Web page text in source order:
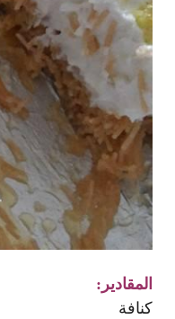
المقادير:
كنافة